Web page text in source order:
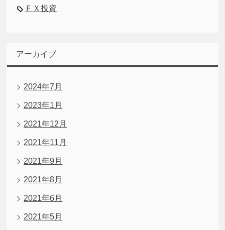
ＦＸ投資
アーカイブ
2024年7月
2023年1月
2021年12月
2021年11月
2021年9月
2021年8月
2021年6月
2021年5月